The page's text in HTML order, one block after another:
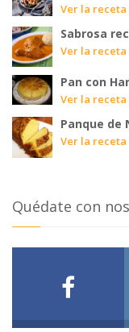
Ver la receta
Sabrosa
Ver la receta
Pan con
Ver la receta
Panque de
Ver la receta
Quédate con